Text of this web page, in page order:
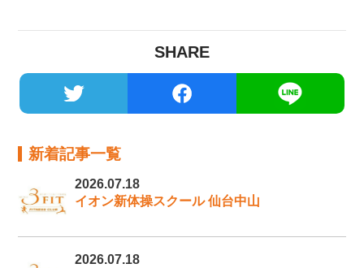
SHARE
新着記事一覧
2026.07.18
イオン新体操スクール 仙台中山
2026.07.18